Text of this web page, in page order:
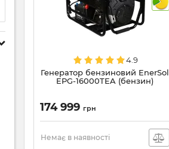
4.9
Генератор бензиновий EnerSol
EPG-16000TEA (бензин)
174 999 грн
Немає в наявності